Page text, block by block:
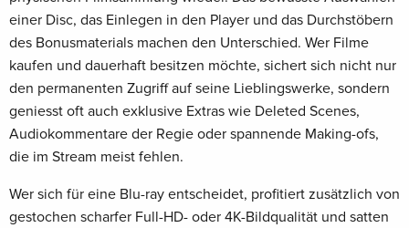
einer Disc, das Einlegen in den Player und das Durchstöbern
des Bonusmaterials machen den Unterschied. Wer Filme
kaufen und dauerhaft besitzen möchte, sichert sich nicht nur
den permanenten Zugriff auf seine Lieblingswerke, sondern
geniesst oft auch exklusive Extras wie Deleted Scenes,
Audiokommentare der Regie oder spannende Making-ofs,
die im Stream meist fehlen.
Wer sich für eine Blu-ray entscheidet, profitiert zusätzlich von
gestochen scharfer Full-HD- oder 4K-Bildqualität und satten